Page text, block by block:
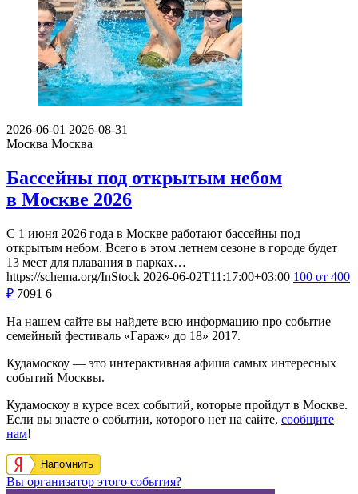
2026-06-01 2026-08-31
Москва Москва
Бассейны под открытым небом
в Москве 2026
С 1 июня 2026 года в Москве работают бассейны под
открытым небом. Всего в этом летнем сезоне в городе будет
13 мест для плавания в парках…
https://schema.org/InStock 2026-06-02T11:17:00+03:00 100 от 400
₽ 7091 6
На нашем сайте вы найдете всю информацию про событие
семейный фестиваль «Гараж» до 18» 2017.
Кудамоскоу — это интерактивная афиша самых интересных
событий Москвы.
Кудамоскоу в курсе всех событий, которые пройдут в Москве.
Если вы знаете о событии, которого нет на сайте, сообщите
нам!
Напомнить
Вы организатор этого события?